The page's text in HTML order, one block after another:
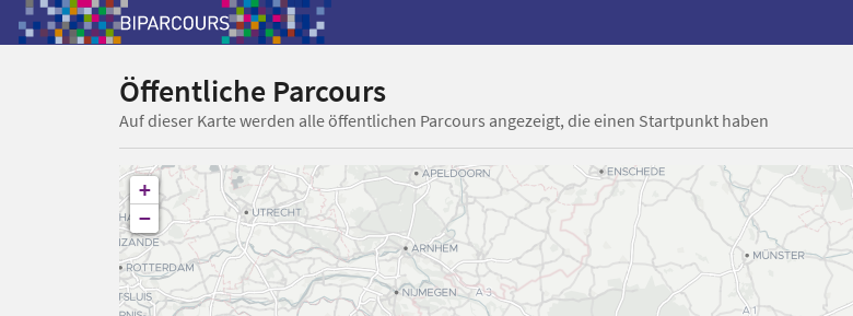
Öffentliche Parcours
Auf dieser Karte werden alle öffentlichen Parcours angezeigt, die einen Startpunkt haben
+
−